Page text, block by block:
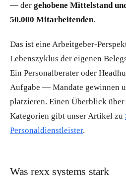
— der gehobene Mittelstand
50.000 Mitarbeitenden.
Das ist eine Arbeitgeber-
Lebenszyklus der eigenen
Ein Personalberater oder
Aufgabe — Mandate gewinnen
platzieren. Einen Überblick über
Kategorien gibt unser Artikel zu
Personaldienstleister.
Was rexx systems stark